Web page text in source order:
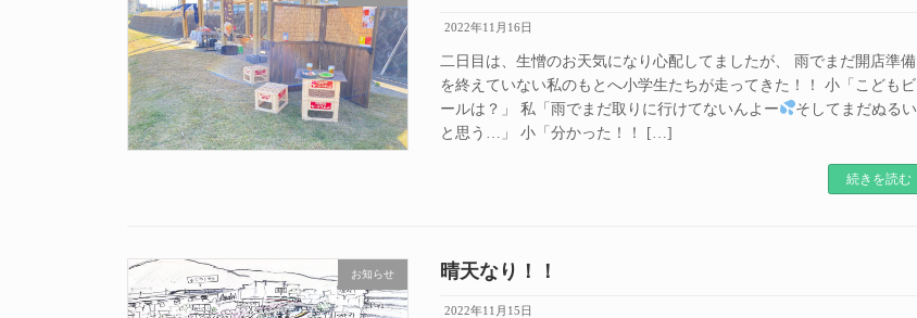
2022年11月16日
二日目は、生憎のお天気になり心配してましたが、 雨でまだ開店準備
を終えていない私のもとへ小学生たちが走ってきた！！ 小「こどもビ
ールは？」 私「雨でまだ取りに行けてないんよー
そしてまだぬるい
と思う…」 小「分かった！！ […]
続きを読む
お知らせ 晴天なり！！
2022年11月15日